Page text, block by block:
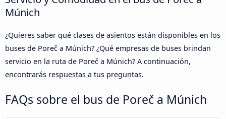
Múnich
¿Quieres saber qué clases de asientos están disponibles en los
buses de Poreč a Múnich? ¿Qué empresas de buses brindan
servicio en la ruta de Poreč a Múnich? A continuación,
encontrarás respuestas a tus preguntas.
FAQs sobre el bus de Poreč a Múnich